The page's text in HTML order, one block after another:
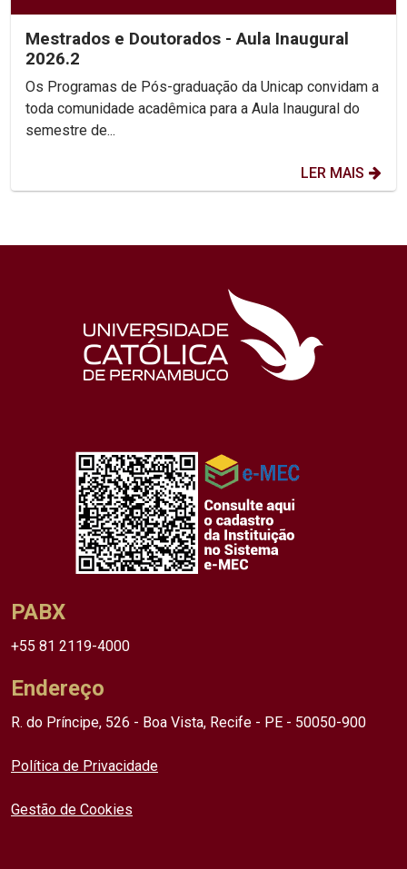
Mestrados e Doutorados - Aula Inaugural
2026.2
Os Programas de Pós-graduação da Unicap convidam a
toda comunidade acadêmica para a Aula Inaugural do
semestre de...
LER MAIS
PABX
+55 81 2119-4000
Endereço
R. do Príncipe, 526 - Boa Vista, Recife - PE - 50050-900
Política de Privacidade
Gestão de Cookies